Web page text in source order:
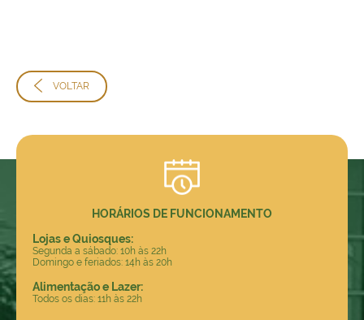
VOLTAR
HORÁRIOS DE FUNCIONAMENTO
Lojas e Quiosques:
Segunda a sábado: 10h às 22h
Domingo e feriados: 14h às 20h
Alimentação e Lazer:
Todos os dias: 11h às 22h